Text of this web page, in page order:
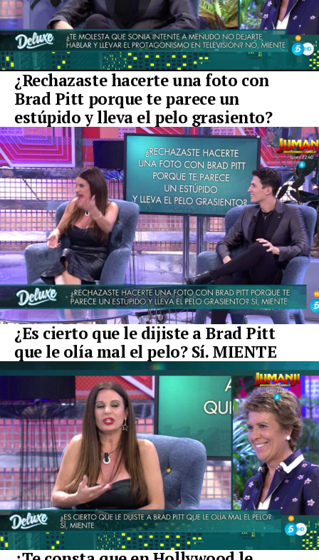
¿Rechazaste hacerte una foto con
Brad Pitt porque te parece un
estúpido y lleva el pelo grasiento?
¿Es cierto que le dijiste a Brad Pitt
que le olía mal el pelo? Sí. MIENTE